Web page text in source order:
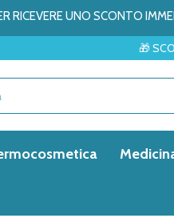
RICEVERE UNO SCONTO
🎁 SCOPRI LE